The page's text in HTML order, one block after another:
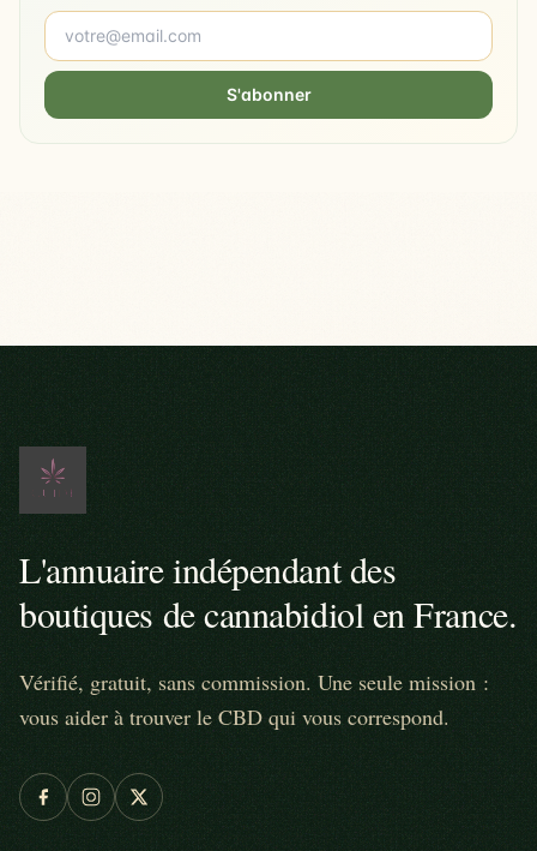
S'abonner
L'annuaire indépendant des
boutiques de cannabidiol en France.
Vérifié, gratuit, sans commission. Une seule mission :
vous aider à trouver le CBD qui vous correspond.